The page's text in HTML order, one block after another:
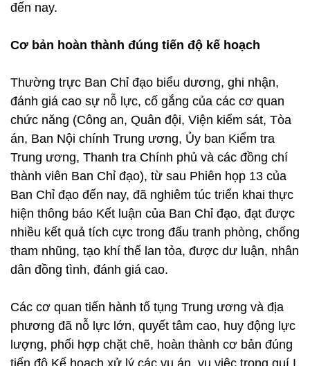
đến nay.
Cơ bản hoàn thành đúng tiến độ kế hoạch
Thường trực Ban Chỉ đạo biểu dương, ghi nhận,
đánh giá cao sự nỗ lực, cố gắng của các cơ quan
chức năng (Công an, Quân đội, Viện kiểm sát, Tòa
án, Ban Nội chính Trung ương, Ủy ban Kiểm tra
Trung ương, Thanh tra Chính phủ và các đồng chí
thành viên Ban Chỉ đạo), từ sau Phiên họp 13 của
Ban Chỉ đạo đến nay, đã nghiêm túc triển khai thực
hiện thông báo Kết luận của Ban Chỉ đạo, đạt được
nhiều kết quả tích cực trong đấu tranh phòng, chống
tham nhũng, tạo khí thế lan tỏa, được dư luận, nhân
dân đồng tình, đánh giá cao.
Các cơ quan tiến hành tố tụng Trung ương và địa
phương đã nỗ lực lớn, quyết tâm cao, huy động lực
lượng, phối hợp chặt chẽ, hoàn thành cơ bản đúng
tiến độ Kế hoạch xử lý các vụ án, vụ việc trong quí I